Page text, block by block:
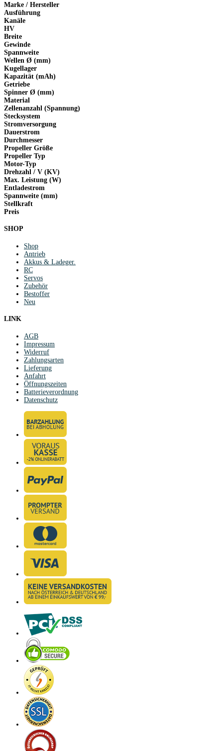
Marke / Hersteller
Ausführung
Kanäle
HV
Breite
Gewinde
Spannweite
Wellen Ø (mm)
Kugellager
Kapazität (mAh)
Getriebe
Spinner Ø (mm)
Material
Zellenanzahl (Spannung)
Stecksystem
Stromversorgung
Dauerstrom
Durchmesser
Propeller Größe
Propeller Typ
Motor-Typ
Drehzahl / V (KV)
Max. Leistung (W)
Entladestrom
Spannweite (mm)
Stellkraft
Preis
SHOP
Shop
Antrieb
Akkus & Ladeger.
RC
Servos
Zubehör
Bestoffer
Neu
LINK
AGB
Impressum
Widerruf
Zahlungsarten
Lieferung
Anfahrt
Öffnungszeiten
Batterieverordnung
Datenschutz